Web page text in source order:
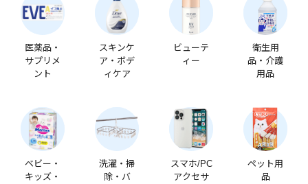
医薬品・
サプリメ
ント
スキンケ
ア・ボデ
ィケア
ビューテ
ィー
衛生用
品・介護
用品
ベビー・
キッズ・
洗濯・掃
除・バ
スマホ/PC
アクセサ
ペット用
品